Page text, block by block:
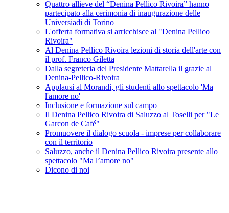
Quattro allieve del “Denina Pellico Rivoira” hanno
partecipato alla cerimonia di inaugurazione delle
Universiadi di Torino
L'offerta formativa si arricchisce al "Denina Pellico
Rivoira"
Al Denina Pellico Rivoira lezioni di storia dell'arte con
il prof. Franco Giletta
Dalla segreteria del Presidente Mattarella il grazie al
Denina-Pellico-Rivoira
Applausi al Morandi, gli studenti allo spettacolo 'Ma
l'amore no'
Inclusione e formazione sul campo
Il Denina Pellico Rivoira di Saluzzo al Toselli per "Le
Garcon de Café"
Promuovere il dialogo scuola - imprese per collaborare
con il territorio
Saluzzo, anche il Denina Pellico Rivoira presente allo
spettacolo "Ma l’amore no"
Dicono di noi